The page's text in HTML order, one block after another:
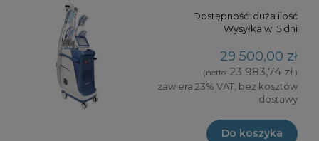
Dostępność: duża ilość
Wysyłka w: 5 dni
29 500,00 zł
(netto: 23 983,74 zł )
zawiera 23% VAT, bez kosztów
dostawy
Do koszyka